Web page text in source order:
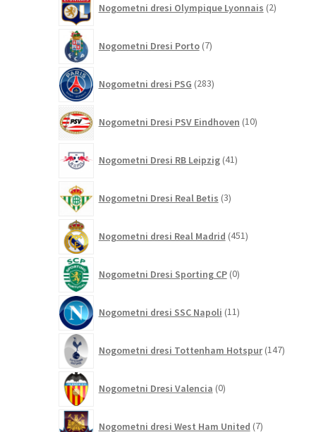
Nogometni dresi Olympique Lyonnais 2izdelka
Nogometni Dresi Porto 7izdelkov
Nogometni dresi PSG 283izdelkov
Nogometni Dresi PSV Eindhoven 10izdelkov
Nogometni Dresi RB Leipzig 41izdelkov
Nogometni Dresi Real Betis 3izdelki
Nogometni dresi Real Madrid 451izdelkov
Nogometni Dresi Sporting CP 0izdelkov
Nogometni dresi SSC Napoli 11izdelkov
Nogometni dresi Tottenham Hotspur 147
Nogometni Dresi Valencia 0izdelkov
Nogometni dresi West Ham United 7